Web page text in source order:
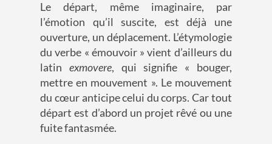
Le départ, même imaginaire, par
l’émotion qu’il suscite, est déjà une
ouverture, un déplacement. L’étymologie
du verbe « émouvoir » vient d’ailleurs du
latin exmovere, qui signifie « bouger,
mettre en mouvement ». Le mouvement
du cœur anticipe celui du corps. Car tout
départ est d’abord un projet rêvé ou une
fuite fantasmée.